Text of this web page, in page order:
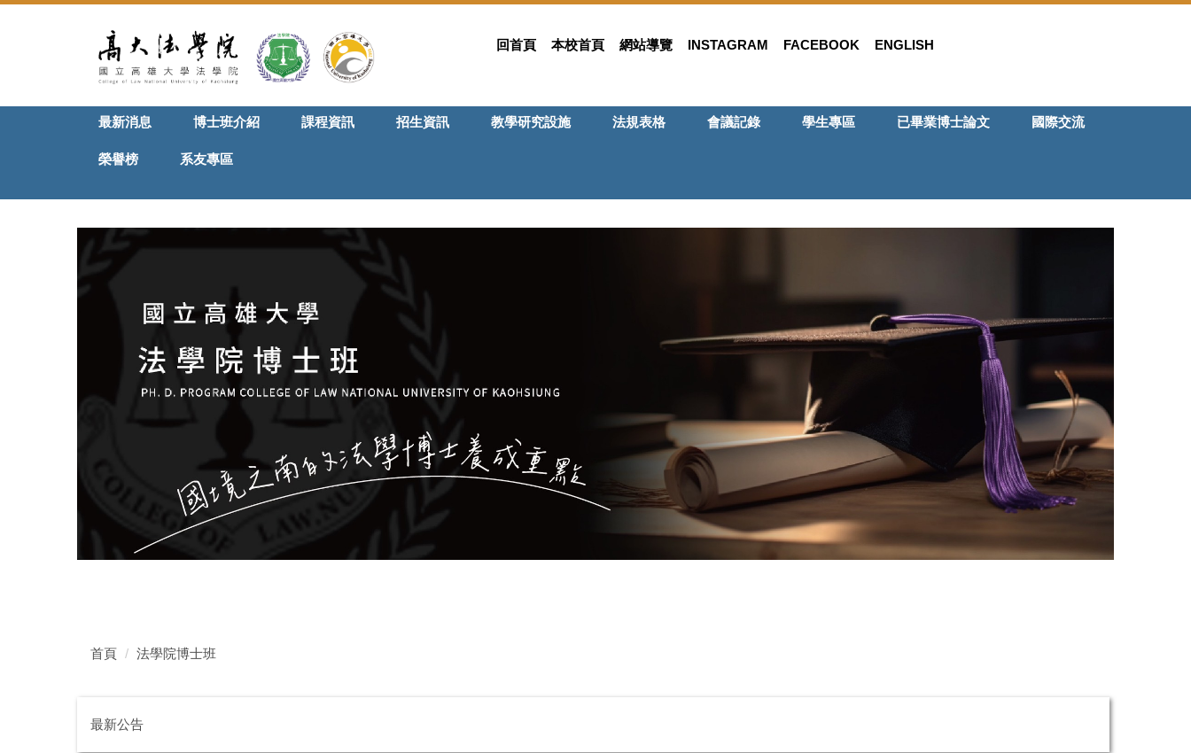
回首頁 本校首頁 網站導覽 INSTAGRAM FACEBOOK ENGLISH
最新消息 博士班介紹 課程資訊 招生資訊 教學研究設施 法規表格 會議記錄 學生專區 已畢業博士論文 國際交流
榮譽榜 系友專區
首頁 法學院博士班
最新公告